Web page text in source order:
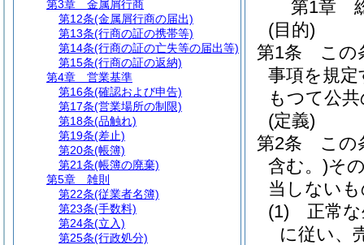
第1章
(目的)
第1条
この
事項を規
もつて公
(定義)
第2条
この
含む。)そ
当しない
(1)
正常
に従い、
第3章
金属屑行商
第12条(金属屑行商の届出)
第13条(行商の証の携帯等)
第14条(行商の証の亡失等の届出等)
第15条(行商の証の返納)
第4章
営業基準
第16条(確認および申告)
第17条(営業場所の制限)
第18条(品触れ)
第19条(差止)
第20条(帳簿)
第21条(帳簿の廃棄)
第5章
雑則
第22条(従業者名簿)
第23条(手数料)
第24条(立入)
第25条(行政処分)